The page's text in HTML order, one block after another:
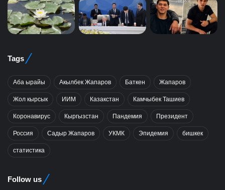
Tags
Аба ырайы Акылбек Жапаров Баткен Жапаров
Жол кырсык ИИМ Казакстан Камчыбек Ташиев
Коронавирус Кыргызстан Пандемия Президент
Россия Садыр Жапаров УКМК Эпидемия бишкек
статистика
Follow us